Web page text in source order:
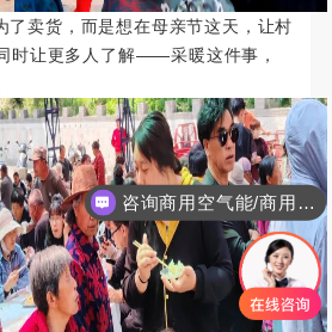
了卖货，而是想在母亲节这天，让村
时让更多人了解——采暖这件事，
咨询商用空气能/商用工程项目